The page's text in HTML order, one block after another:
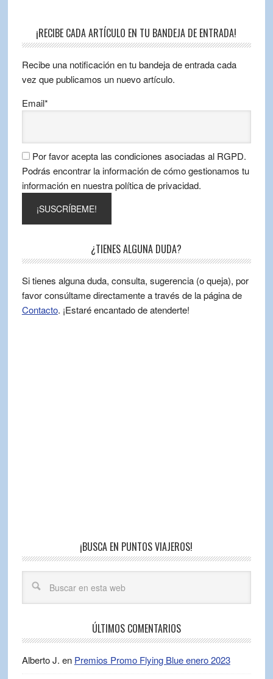
¡RECIBE CADA ARTÍCULO EN TU BANDEJA DE ENTRADA!
Recibe una notificación en tu bandeja de entrada cada
vez que publicamos un nuevo artículo.
Email*
Por favor acepta las condiciones asociadas al RGPD.
Podrás encontrar la información de cómo gestionamos tu
información en nuestra política de privacidad.
¿TIENES ALGUNA DUDA?
Si tienes alguna duda, consulta, sugerencia (o queja), por
favor consúltame directamente a través de la página de
Contacto. ¡Estaré encantado de atenderte!
¡BUSCA EN PUNTOS VIAJEROS!
ÚLTIMOS COMENTARIOS
Alberto J. en Premios Promo Flying Blue enero 2023